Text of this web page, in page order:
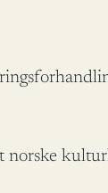
norske